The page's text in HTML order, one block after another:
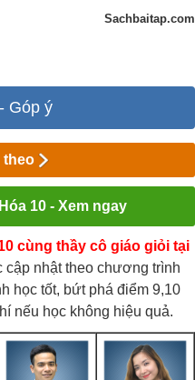
Sachbaitap.com
Góp ý
theo
10 - Xem ngay
cùng thầy cô giáo giỏi tại
cập nhật theo chương trình
học tốt, bứt phá điểm 9,10
nếu học không hiệu quả.